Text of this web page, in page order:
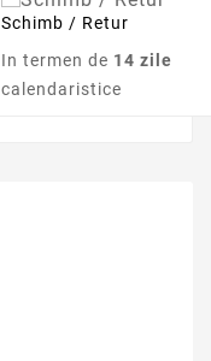
Schimb / Retur
In termen de 14 zile
calendaristice